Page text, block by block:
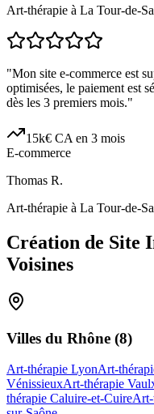
Art-thérapie à La Tour-de-
"Mon site e-commerce est
optimisées, le paiement est
dès les 3 premiers mois."
15k€ CA en 3 mois
E-commerce
Thomas R.
Art-thérapie à La Tour-de-
Création de Site
Voisines
Villes du Rhône (8)
Art-thérapie LyonArt-
VénissieuxArt-thérapie
thérapie Caluire-et-CuireArt-